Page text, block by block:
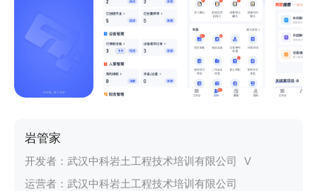
岩管家
开发者： 武汉中科岩土工程技术培训有限公司
V
运营者： 武汉中科岩土工程技术培训有限公司